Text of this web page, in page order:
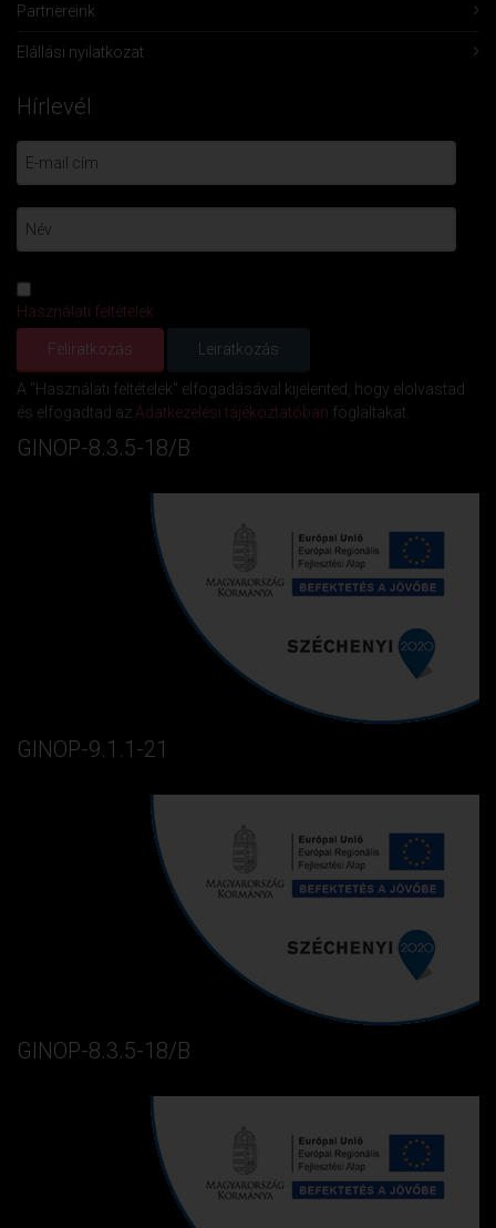
Partnereink
Elállási nyilatkozat
Hírlevél
Használati feltételek
A "Használati feltételek" elfogadásával kijelented, hogy elolvastad
és elfogadtad az Adatkezelési tájékoztatóban foglaltakat.
GINOP-8.3.5-18/B
GINOP-9.1.1-21
GINOP-8.3.5-18/B